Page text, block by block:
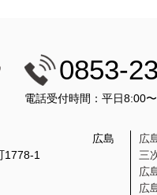
0853-
電話受付時間：平日8:00
1778-1
広島
広
三
広
広